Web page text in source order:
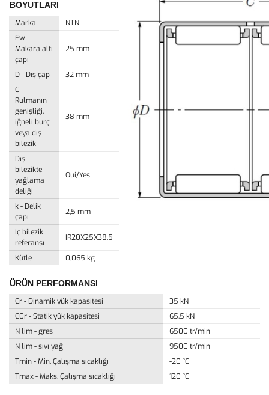
BOYUTLARI
Marka
NTN
Fw -
Makara altı
çapı
25 mm
D - Dış çap
32 mm
C -
Rulmanın
genişliği,
iğneli burç
veya dış
bilezik
38 mm
Dış
bilezikte
yağlama
deliği
Oui/Yes
k - Delik
çapı
2,5 mm
İç bilezik
referansı
IR20X25X38.5
Kütle 0,065 kg
ÜRÜN PERFORMANSI
Cr - Dinamik yük kapasitesi
35 kN
C0r - Statik yük kapasitesi
65,5 kN
N lim - gres
6500 tr/min
N lim - sıvı yağ
9500 tr/min
Tmin - Min. Çalışma sıcaklığı
-20 °C
Tmax - Maks. Çalışma sıcaklığı
120 °C